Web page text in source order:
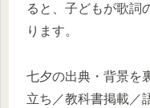
ると、子どもが歌詞
ります。
七夕の出典・背景を
立ち／教科書掲載／